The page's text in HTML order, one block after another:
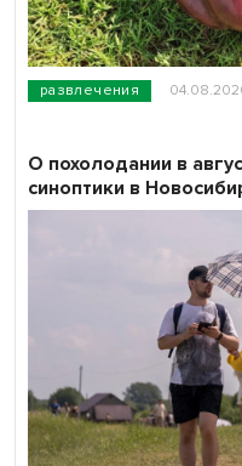
развлечения
О похолодании в
синоптики в